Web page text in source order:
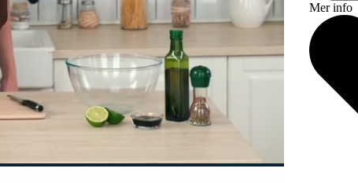
Mer info